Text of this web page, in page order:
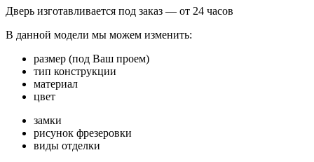
Дверь изготавливается под заказ — от 24 часов
В данной модели мы можем изменить:
размер (под Ваш проем)
тип конструкции
материал
цвет
замки
рисунок фрезеровки
виды отделки